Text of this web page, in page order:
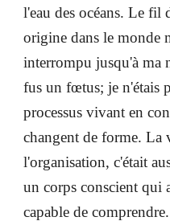
l'eau des océans. Le fil
origine dans le monde
interrompu jusqu'à ma
fus un fœtus; je n'étais
processus vivant en
changent de forme. La
l'organisation, c'était
un corps conscient qui
capable de comprendre.